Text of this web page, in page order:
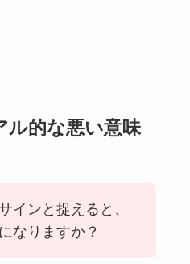
ル的な悪い意味
インと捉えると、
なりますか？